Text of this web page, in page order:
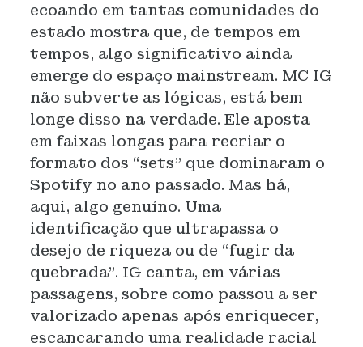
ecoando em tantas comunidades do
estado mostra que, de tempos em
tempos, algo significativo ainda
emerge do espaço mainstream. MC IG
não subverte as lógicas, está bem
longe disso na verdade. Ele aposta
em faixas longas para recriar o
formato dos “sets” que dominaram o
Spotify no ano passado. Mas há,
aqui, algo genuíno. Uma
identificação que ultrapassa o
desejo de riqueza ou de “fugir da
quebrada”. IG canta, em várias
passagens, sobre como passou a ser
valorizado apenas após enriquecer,
escancarando uma realidade racial